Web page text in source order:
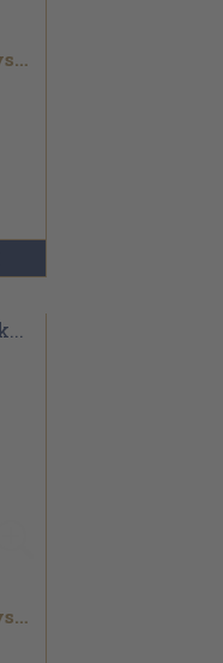
Viktor Sklovszkij...
Viktor Sklovszkij